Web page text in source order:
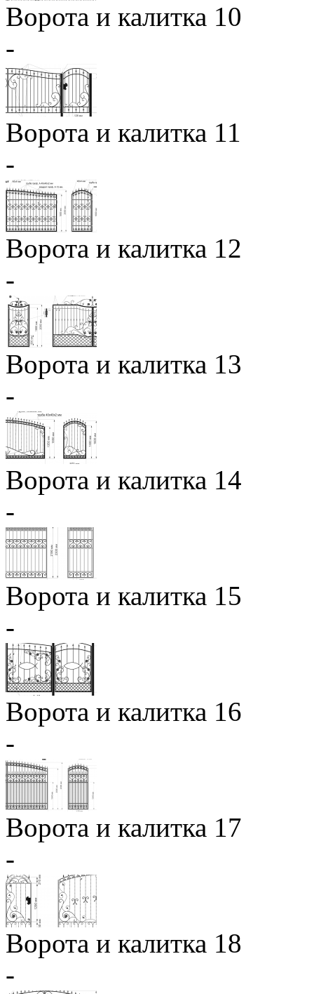
Ворота и калитка 10
-
Ворота и калитка 11
-
Ворота и калитка 12
-
Ворота и калитка 13
-
Ворота и калитка 14
-
Ворота и калитка 15
-
Ворота и калитка 16
-
Ворота и калитка 17
-
Ворота и калитка 18
-